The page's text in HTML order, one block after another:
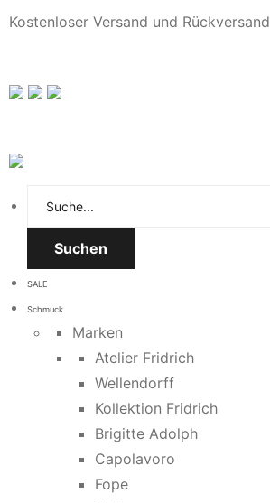
Kostenloser Versand und Rückversand
Suchen
SALE
Schmuck
Marken
Atelier Fridrich
Wellendorff
Kollektion Fridrich
Brigitte Adolph
Capolavoro
Fope